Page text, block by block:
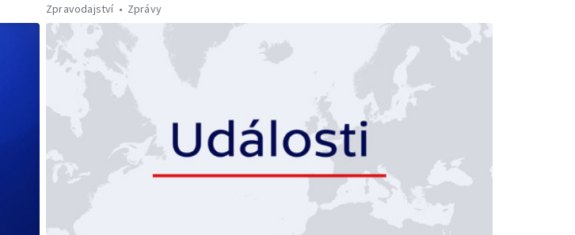
Zpravodajství
Zprávy